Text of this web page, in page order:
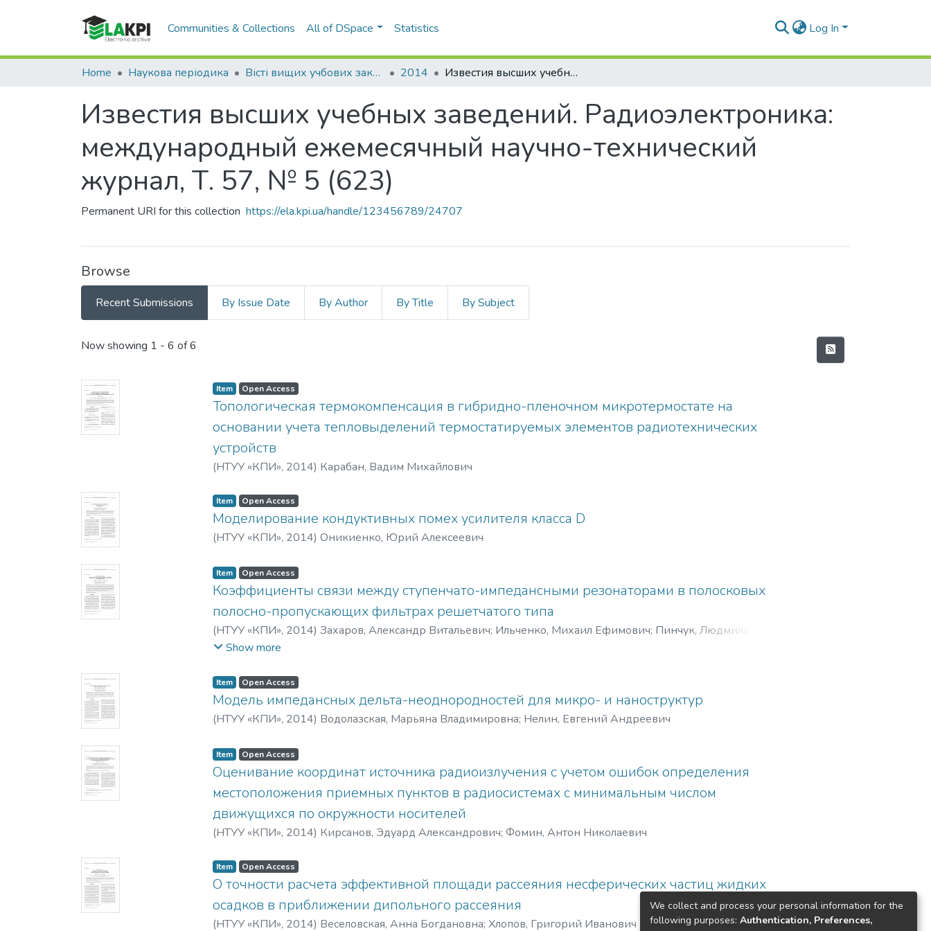
Communities & Collections All of DSpace Statistics Log In
Home Наукова періодика Вісті вищих учбових закладів. Радіоелектроніка 2014 Известия высших учебных заведений. Радиоэлектроника: международный ежемесячный научно-технический журнал, Т. 57, № 5 (623)
Известия высших учебных заведений. Радиоэлектроника:
международный ежемесячный научно-технический
журнал, Т. 57, № 5 (623)
Permanent URI for this collection https://ela.kpi.ua/handle/123456789/24707
Browse
Recent Submissions By Issue Date By Author By Title By Subject
Recent Submissions
Now showing 1 - 6 of 6
Item Open Access
Топологическая термокомпенсация в гибридно-пленочном микротермостате на
основании учета тепловыделений термостатируемых элементов радиотехнических
устройств
(НТУУ «КПИ», 2014) Карабан, Вадим Михайлович
Item Open Access
Моделирование кондуктивных помех усилителя класса D
(НТУУ «КПИ», 2014) Оникиенко, Юрий Алексеевич
Item Open Access
Коэффициенты связи между ступенчато-импедансными резонаторами в полосковых
полосно-пропускающих фильтрах решетчатого типа
(НТУУ «КПИ», 2014) Захаров, Александр Витальевич; Ильченко, Михаил Ефимович; Пинчук, Людмила
Световна
Show more
Item Open Access
Модель импедансных дельта-неоднородностей для микро- и наноструктур
(НТУУ «КПИ», 2014) Водолазская, Марьяна Владимировна; Нелин, Евгений Андреевич
Item Open Access
Оценивание координат источника радиоизлучения с учетом ошибок определения
местоположения приемных пунктов в радиосистемах с минимальным числом
движущихся по окружности носителей
(НТУУ «КПИ», 2014) Кирсанов, Эдуард Александрович; Фомин, Антон Николаевич
Item Open Access
О точности расчета эффективной площади рассеяния несферических частиц жидких
осадков в приближении дипольного рассеяния
(НТУУ «КПИ», 2014) Веселовская, Анна Богдановна; Хлопов, Григорий Иванович
We collect and process your personal information for the
following purposes: Authentication, Preferences,